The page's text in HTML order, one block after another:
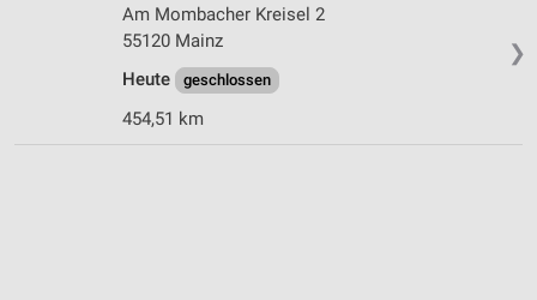
❯
Am Mombacher Kreisel 2
55120 Mainz
Heute
geschlossen
454,51 km